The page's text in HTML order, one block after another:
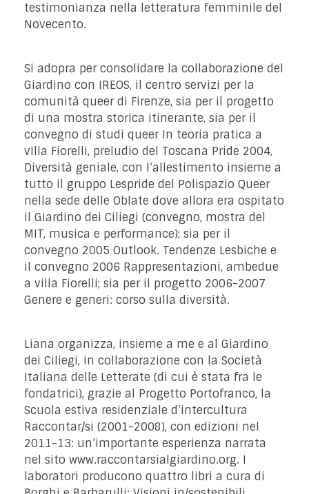
testimonianza nella letteratura femminile del
Novecento.
Si adopra per consolidare la collaborazione del
Giardino con IREOS, il centro servizi per la
comunità queer di Firenze, sia per il progetto
di una mostra storica itinerante, sia per il
convegno di studi queer In teoria pratica a
villa Fiorelli, preludio del Toscana Pride 2004,
Diversità geniale, con l’allestimento insieme a
tutto il gruppo Lespride del Polispazio Queer
nella sede delle Oblate dove allora era ospitato
il Giardino dei Ciliegi (convegno, mostra del
MIT, musica e performance); sia per il
convegno 2005 Outlook. Tendenze Lesbiche e
il convegno 2006 Rappresentazioni, ambedue
a villa Fiorelli; sia per il progetto 2006-2007
Genere e generi: corso sulla diversità.
Liana organizza, insieme a me e al Giardino
dei Ciliegi, in collaborazione con la Società
Italiana delle Letterate (di cui è stata fra le
fondatrici), grazie al Progetto Portofranco, la
Scuola estiva residenziale d’intercultura
Raccontar/si (2001-2008), con edizioni nel
2011-13: un’importante esperienza narrata
nel sito www.raccontarsialgiardino.org. I
laboratori producono quattro libri a cura di